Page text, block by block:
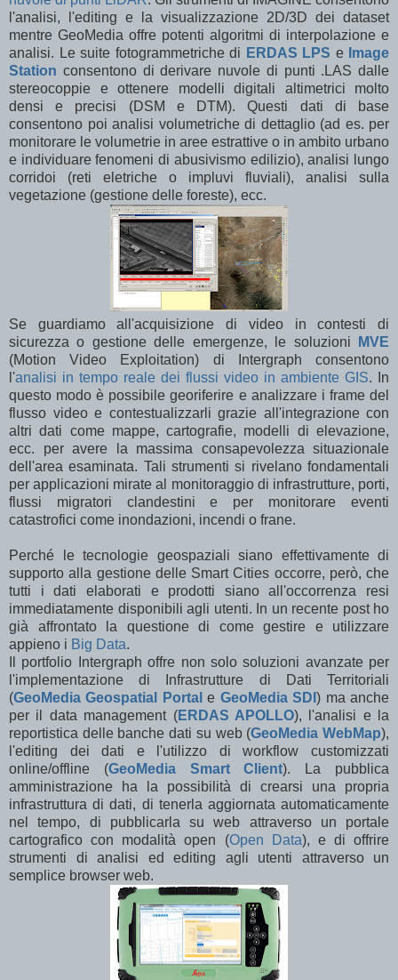
l'analisi, l'editing e la visualizzazione 2D/3D dei dataset
mentre GeoMedia offre potenti algoritmi di interpolazione e
analisi. Le suite fotogrammetriche di ERDAS LPS e Image
Station consentono di derivare nuvole di punti .LAS dalle
stereocoppie e ottenere modelli digitali altimetrici molto
densi e precisi (DSM e DTM). Questi dati di base
consentono poi analisi volumetriche di dettaglio (ad es. per
monitorare le volumetrie in aree estrattive o in ambito urbano
e individuare fenomeni di abusivismo edilizio), analisi lungo
corridoi (reti eletriche o impluvi fluviali), analisi sulla
vegetazione (gestione delle foreste), ecc.
Se guardiamo all'acquisizione di video in contesti di
sicurezza o gestione delle emergenze, le soluzioni
MVE
(Motion Video Exploitation) di Intergraph consentono
l'analisi in tempo reale dei flussi video in ambiente GIS. In
questo modo è possibile georiferire e analizzare i frame del
flusso video e contestualizzarli grazie all'integrazione con
altri dati come mappe, cartografie, modelli di elevazione,
ecc. per avere la massima consapevolezza situazionale
dell'area esaminata. Tali strumenti si rivelano fondamentali
per applicazioni mirate al monitoraggio di infrastrutture, porti,
flussi migratori clandestini e per monitorare eventi
catastrofici come inondazioni, incendi o frane.
Perché le tecnologie geospaziali siano effettivamente di
supporto alla gestione delle Smart Cities occorre, però, che
tutti i dati elaborati e prodotti siano all'occorrenza resi
immediatamente disponibili agli utenti. In un recente post ho
già affrontato la questione di come gestire e utilizzare
appieno i Big Data.
Il portfolio Intergraph offre non solo soluzioni avanzate per
l'implementazione di Infrastrutture di Dati Territoriali
(GeoMedia Geospatial Portal e GeoMedia SDI) ma anche
per il data management (ERDAS APOLLO), l'analisi e la
reportistica delle banche dati su web (GeoMedia WebMap),
l'editing dei dati e l'utilizzo di workflow customizzati
online/offline (GeoMedia Smart Client). La pubblica
amministrazione ha la possibilità di crearsi una propria
infrastruttura di dati, di tenerla aggiornata automaticamente
nel tempo, di pubblicarla su web attraverso un portale
cartografico con modalità open (Open Data), e di offrire
strumenti di analisi ed editing agli utenti attraverso un
semplice browser web.